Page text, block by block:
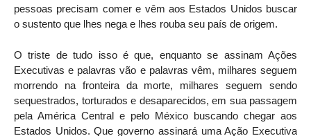
pessoas precisam comer e vêm aos Estados Unidos buscar
o sustento que lhes nega e lhes rouba seu país de origem.
O triste de tudo isso é que, enquanto se assinam Ações
Executivas e palavras vão e palavras vêm, milhares seguem
morrendo na fronteira da morte, milhares seguem sendo
sequestrados, torturados e desaparecidos, em sua passagem
pela América Central e pelo México buscando chegar aos
Estados Unidos. Que governo assinará uma Ação Executiva